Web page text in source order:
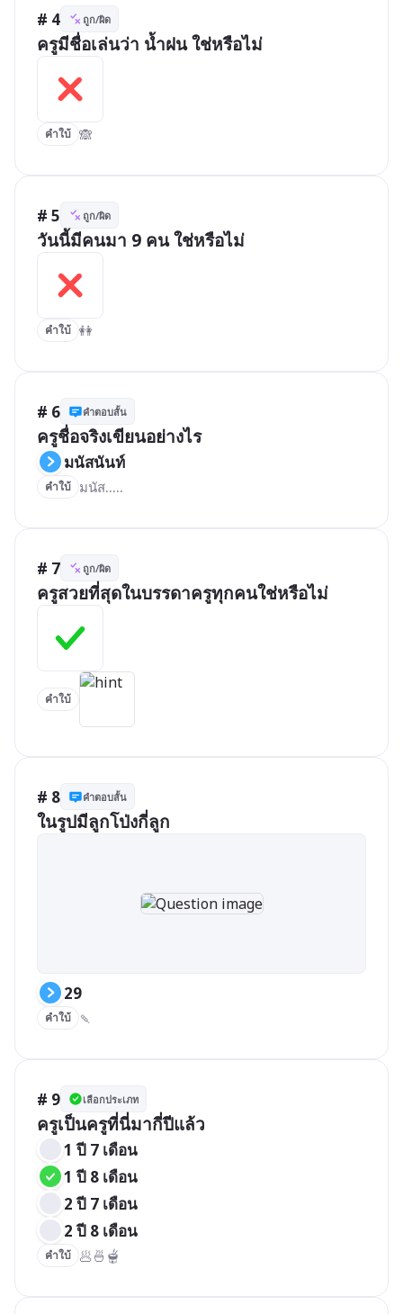
# 4 ถูก/ผิด
ครูมีชื่อเล่นว่า น้ำฝน ใช่หรือไม่
คำใบ้ 🙈
# 5 ถูก/ผิด
วันนี้มีคนมา 9 คน ใช่หรือไม่
คำใบ้ 👭
# 6 คำตอบสั้น
ครูชื่อจริงเขียนอย่างไร
มนัสนันท์
คำใบ้ มนัส.....
# 7 ถูก/ผิด
ครูสวยที่สุดในบรรดาครูทุกคนใช่หรือไม่
คำใบ้
# 8 คำตอบสั้น
ในรูปมีลูกโป่งกี่ลูก
29
คำใบ้ 🍡
# 9 เลือกประเภท
ครูเป็นครูที่นี่มากี่ปีแล้ว
1 ปี 7 เดือน
1 ปี 8 เดือน
2 ปี 7 เดือน
2 ปี 8 เดือน
คำใบ้ 🥟🍜🫕